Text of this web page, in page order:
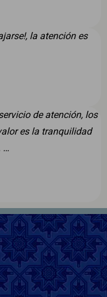
la atención es
de atención, los
es la tranquilidad
…